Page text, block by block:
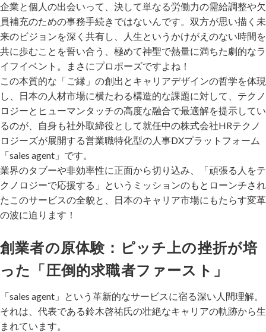
企業と個人の出会いって、決して単なる労働力の需給調整や欠
員補充のための事務手続きではないんです。双方が思い描く未
来のビジョンを深く共有し、人生というかけがえのない時間を
共に歩むことを誓い合う、極めて神聖で熱量に満ちた劇的なラ
イフイベント。まさにプロポーズですよね！
この本質的な「ご縁」の創出とキャリアデザインの哲学を体現
し、日本の人材市場に横たわる構造的な課題に対して、テクノ
ロジーとヒューマンタッチの高度な融合で最適解を提示してい
るのが、自身も社外取締役として就任中の株式会社HRテクノ
ロジーズが展開する営業職特化型の人事DXプラットフォーム
「sales agent」です。
業界のタブーや非効率性に正面から切り込み、「頑張る人をテ
クノロジーで応援する」というミッションのもとローンチされ
たこのサービスの全貌と、日本のキャリア市場にもたらす変革
の波に迫ります！
創業者の原体験：ピッチ上の挫折が培
った「圧倒的求職者ファースト」
「sales agent」という革新的なサービスに宿る深い人間理解。
それは、代表である鈴木啓祐氏の壮絶なキャリアの軌跡から生
まれています。